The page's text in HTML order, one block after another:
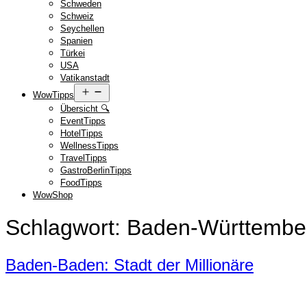
Schweden
Schweiz
Seychellen
Spanien
Türkei
USA
Vatikanstadt
WowTipps
öffnen
Übersicht 🔍
EventTipps
HotelTipps
WellnessTipps
TravelTipps
GastroBerlinTipps
FoodTipps
WowShop
Schlagwort: Baden-
Baden-Baden: Stadt der Millionäre